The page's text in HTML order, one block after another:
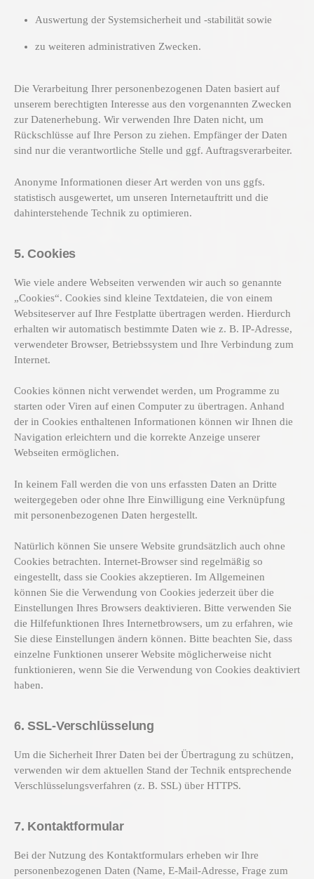
Auswertung der Systemsicherheit und -stabilität sowie
zu weiteren administrativen Zwecken.
Die Verarbeitung Ihrer personenbezogenen Daten basiert auf
unserem berechtigten Interesse aus den vorgenannten Zwecken
zur Datenerhebung. Wir verwenden Ihre Daten nicht, um
Rückschlüsse auf Ihre Person zu ziehen. Empfänger der Daten
sind nur die verantwortliche Stelle und ggf. Auftragsverarbeiter.
Anonyme Informationen dieser Art werden von uns ggfs.
statistisch ausgewertet, um unseren Internetauftritt und die
dahinterstehende Technik zu optimieren.
5. Cookies
Wie viele andere Webseiten verwenden wir auch so genannte
„Cookies“. Cookies sind kleine Textdateien, die von einem
Websiteserver auf Ihre Festplatte übertragen werden. Hierdurch
erhalten wir automatisch bestimmte Daten wie z. B. IP-Adresse,
verwendeter Browser, Betriebssystem und Ihre Verbindung zum
Internet.
Cookies können nicht verwendet werden, um Programme zu
starten oder Viren auf einen Computer zu übertragen. Anhand
der in Cookies enthaltenen Informationen können wir Ihnen die
Navigation erleichtern und die korrekte Anzeige unserer
Webseiten ermöglichen.
In keinem Fall werden die von uns erfassten Daten an Dritte
weitergegeben oder ohne Ihre Einwilligung eine Verknüpfung
mit personenbezogenen Daten hergestellt.
Natürlich können Sie unsere Website grundsätzlich auch ohne
Cookies betrachten. Internet-Browser sind regelmäßig so
eingestellt, dass sie Cookies akzeptieren. Im Allgemeinen
können Sie die Verwendung von Cookies jederzeit über die
Einstellungen Ihres Browsers deaktivieren. Bitte verwenden Sie
die Hilfefunktionen Ihres Internetbrowsers, um zu erfahren, wie
Sie diese Einstellungen ändern können. Bitte beachten Sie, dass
einzelne Funktionen unserer Website möglicherweise nicht
funktionieren, wenn Sie die Verwendung von Cookies deaktiviert
haben.
6. SSL-Verschlüsselung
Um die Sicherheit Ihrer Daten bei der Übertragung zu schützen,
verwenden wir dem aktuellen Stand der Technik entsprechende
Verschlüsselungsverfahren (z. B. SSL) über HTTPS.
7. Kontaktformular
Bei der Nutzung des Kontaktformulars erheben wir Ihre
personenbezogenen Daten (Name, E-Mail-Adresse, Frage zum